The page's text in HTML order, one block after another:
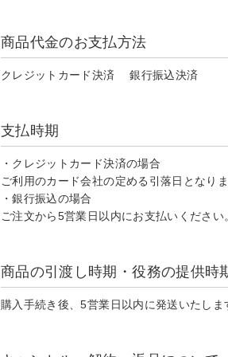
商品代金のお支払方法
クレジットカード決済 銀行振込決済
支払時期
・クレジットカード決済の場合
ご利用のカード会社の定める引落日となりま
・銀行振込の場合
ご注文から5営業日以内にお支払いください
商品の引渡し時期・役務の提供時
購入手続き後、5営業日以内に発送いたしま